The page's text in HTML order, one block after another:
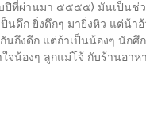
ที่ผ่านมา ๕๕๕๕) มันเป็นช่ว
นดึก ยิ่งดึกๆ มายิ่งหิว แต่น้
ถึงดึก แต่ถ้าเป็นน้องๆ นักศึ
น้องๆ ลูกแม่โจ้ กับร้านอาห